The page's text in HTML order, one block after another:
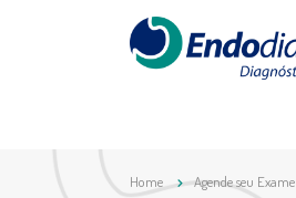
Home Agende seu Exame